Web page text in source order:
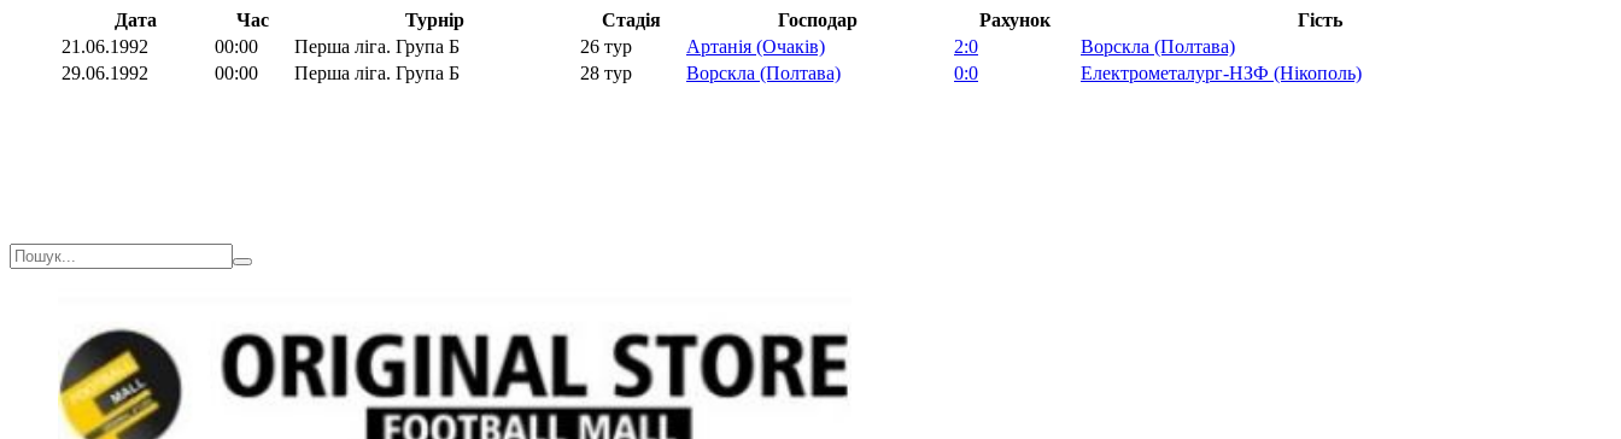
Дата Час Турнір Стадія Господар Рахунок
Гість
21.06.1992
00:00 Перша ліга. Група Б 26 тур Артанія (Очаків) 2:0
Ворскла (Полтава)
29.06.1992
00:00 Перша ліга. Група Б 28 тур Ворскла (Полтава) 0:0 Електрометалург-НЗФ (Нікополь)